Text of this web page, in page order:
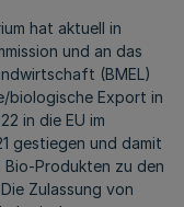
hat aktuell in
und an das
(BMEL)
biologische Export in
in die EU im
gestiegen und damit
Bio-Produkten zu den
Zulassung von